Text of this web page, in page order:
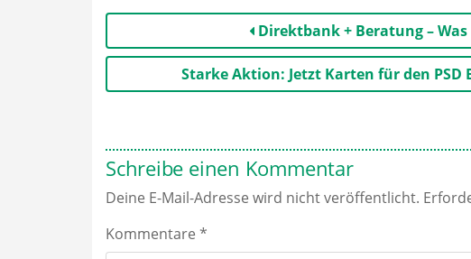
Beitrags-
Navigation
Direktbank + Beratung –
Starke Aktion: Jetzt Karten für den PSD
Schreibe einen Kommentar
Deine E-Mail-Adresse wird nicht veröffentlicht.
Kommentare *